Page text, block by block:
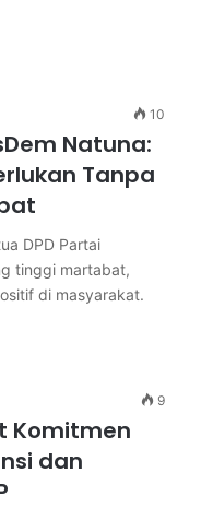
10
Natuna:
Tanpa
DPD Partai
tinggi martabat,
di masyarakat.
9
Komitmen
dan